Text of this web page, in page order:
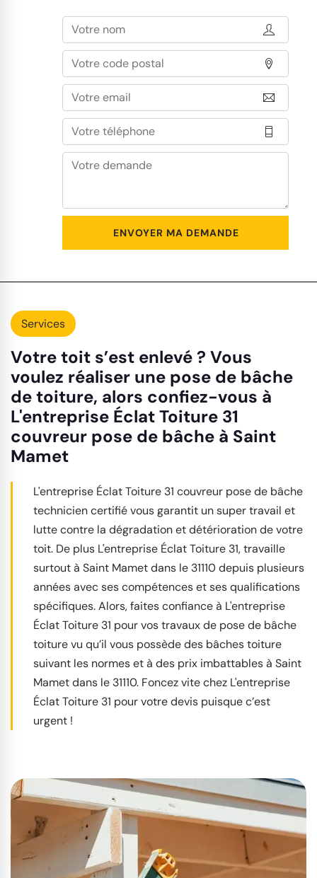
Services
Votre toit s’est enlevé ? Vous
voulez réaliser une pose de bâche
de toiture, alors confiez-vous à
L'entreprise Éclat Toiture 31
couvreur pose de bâche à Saint
Mamet
L'entreprise Éclat Toiture 31 couvreur pose de bâche
technicien certifié vous garantit un super travail et
lutte contre la dégradation et détérioration de votre
toit. De plus L'entreprise Éclat Toiture 31, travaille
surtout à Saint Mamet dans le 31110 depuis plusieurs
années avec ses compétences et ses qualifications
spécifiques. Alors, faites confiance à L'entreprise
Éclat Toiture 31 pour vos travaux de pose de bâche
toiture vu qu’il vous possède des bâches toiture
suivant les normes et à des prix imbattables à Saint
Mamet dans le 31110. Foncez vite chez L'entreprise
Éclat Toiture 31 pour votre devis puisque c’est
urgent !